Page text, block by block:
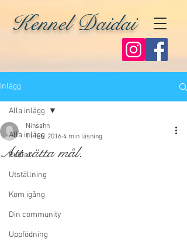
Kennel Daidai
Inlägg
Alla inlägg
Pudlar
Utställning
Kom igång
Din community
Uppfödning
Alla inlägg
Att sätta mål.
Ninsahn
11 feb. 2016 4 min läsning